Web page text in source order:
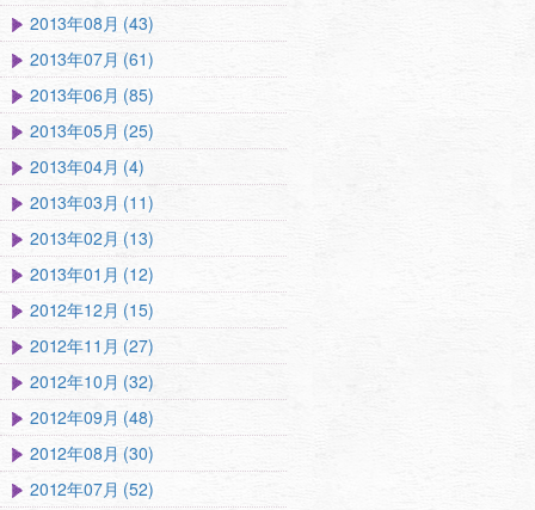
2013年08月 (43)
2013年07月 (61)
2013年06月 (85)
2013年05月 (25)
2013年04月 (4)
2013年03月 (11)
2013年02月 (13)
2013年01月 (12)
2012年12月 (15)
2012年11月 (27)
2012年10月 (32)
2012年09月 (48)
2012年08月 (30)
2012年07月 (52)